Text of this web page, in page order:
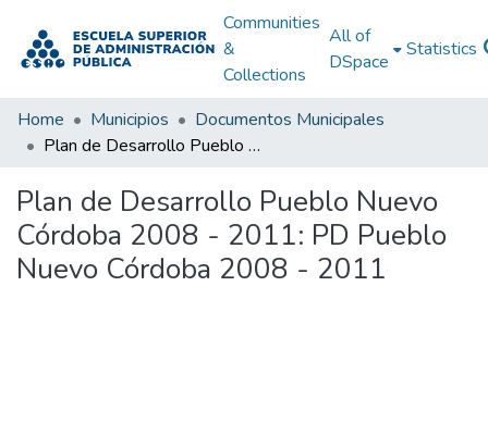
Communities
&
Collections
All of
DSpace
Statistics
Home Municipios
Documentos Municipales
Plan de Desarrollo Pueblo Nuevo Córdoba 2008 - 2011: PD Pueblo Nuevo Córdoba 2008 - 2011
Plan de Desarrollo Pueblo Nuevo
Córdoba 2008 - 2011: PD Pueblo
Nuevo Córdoba 2008 - 2011